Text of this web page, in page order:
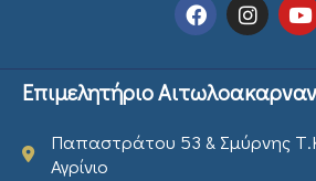
Επιμελητήριο
Παπαστράτου 53 & Σμύρνης
Αγρίνιο